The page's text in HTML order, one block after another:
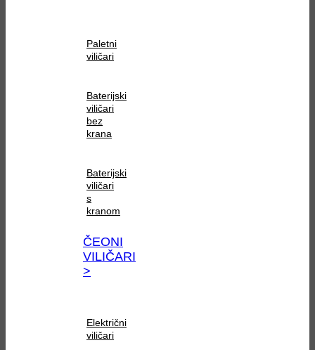
Paletni
viličari
Baterijski
viličari
bez
krana
Baterijski
viličari
s
kranom
ČEONI
VILIČARI
>
Električni
viličari